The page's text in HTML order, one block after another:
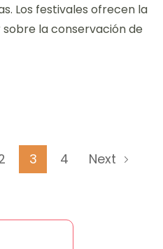
talleres
y
Los festivales ofrecen la
la conservación de
Page
3 Page
4 Next